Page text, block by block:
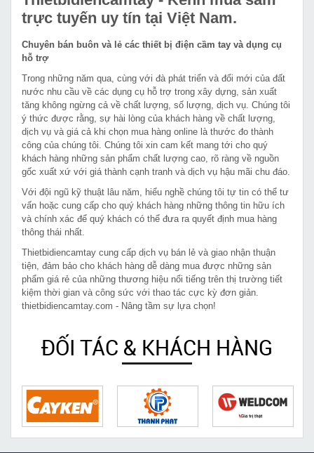
trực tuyến uy tín tại Việt Nam.
Chuyên bán buôn và lẻ các thiết bị điện cầm tay và dụng cụ
hỗ trợ
Trong những năm qua, cùng với đà phát triển và đổi mới của đất
nước nhu cầu về các dụng cụ hỗ trợ trong xây dựng, sản xuất
tăng không ngừng cả về chất lượng, số lượng, dịch vụ. Chúng tôi
ý thức được rằng, sự hài lòng của khách hàng về chất lượng,
dịch vụ và giá cả khi chọn mua hàng online là thước đo thành
công của chúng tôi. Chúng tôi xin cam kết mang tới cho quý
khách hàng những sản phẩm chất lượng cao, rõ ràng về nguồn
gốc xuất xứ với giá thành cạnh tranh và dịch vụ hậu mãi chu đáo.
Với đội ngũ kỹ thuật lâu năm, hiểu nghề chúng tôi tự tin có thể tư
vấn hoặc cung cấp cho quý khách hàng những thông tin hữu ích
và chính xác để quý khách có thể đưa ra quyết định mua hàng
thông thái nhất.
Thietbidiencamtay cung cấp dịch vụ bán lẻ và giao nhận thuận
tiện, đảm bảo cho khách hàng dễ dàng mua được những sản
phẩm giá rẻ của những thương hiệu nổi tiếng trên thị trường tiết
kiệm thời gian và công sức với thao tác cực kỳ đơn giản.
thietbidiencamtay.com - Nâng tầm sự lựa chọn!
ĐỐI TÁC & KHÁCH HÀNG